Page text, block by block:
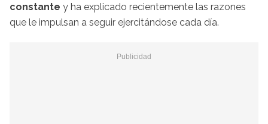
constante y ha explicado recientemente las razones
que le impulsan a seguir ejercitándose cada día.